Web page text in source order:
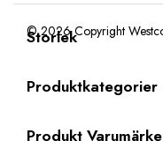
Storlek
Produktkategorier
Produkt Varumärke